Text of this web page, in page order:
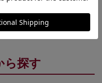
てのグッズをチェックした
こちら！
ら探す